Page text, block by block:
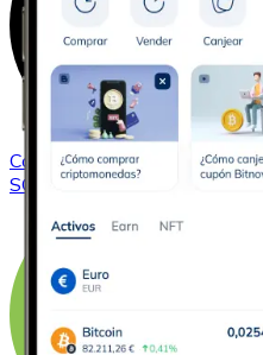
ComprarSolana
con
SOL